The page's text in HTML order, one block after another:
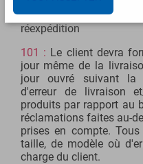
titre de la participation
réexpédition
101 : Le client devra
jour même de la
jour ouvré suivant la
d'erreur de livraison
produits par rapport au
réclamations faites au-
prises en compte.
taille, de modèle où
charge du client.